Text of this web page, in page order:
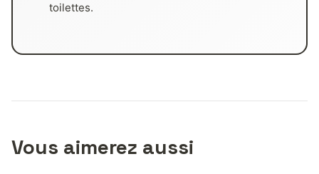
toilettes.
Vous aimerez aussi